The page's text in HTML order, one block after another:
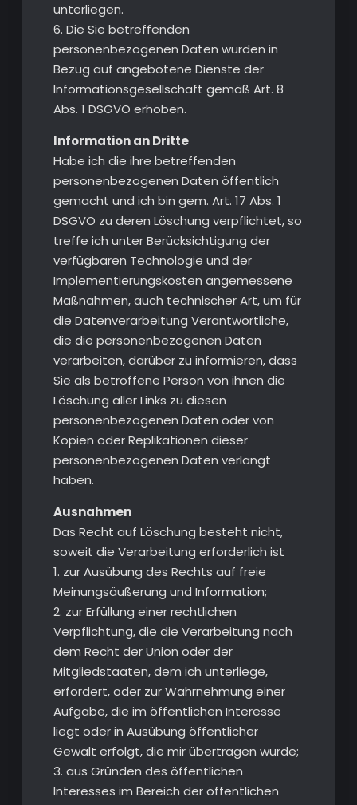
unterliegen.
6. Die Sie betreffenden
personenbezogenen Daten wurden in
Bezug auf angebotene Dienste der
Informationsgesellschaft gemäß Art. 8
Abs. 1 DSGVO erhoben.
Information an Dritte
Habe ich die ihre betreffenden
personenbezogenen Daten öffentlich
gemacht und ich bin gem. Art. 17 Abs. 1
DSGVO zu deren Löschung verpflichtet, so
treffe ich unter Berücksichtigung der
verfügbaren Technologie und der
Implementierungskosten angemessene
Maßnahmen, auch technischer Art, um für
die Datenverarbeitung Verantwortliche,
die die personenbezogenen Daten
verarbeiten, darüber zu informieren, dass
Sie als betroffene Person von ihnen die
Löschung aller Links zu diesen
personenbezogenen Daten oder von
Kopien oder Replikationen dieser
personenbezogenen Daten verlangt
haben.
Ausnahmen
Das Recht auf Löschung besteht nicht,
soweit die Verarbeitung erforderlich ist
1. zur Ausübung des Rechts auf freie
Meinungsäußerung und Information;
2. zur Erfüllung einer rechtlichen
Verpflichtung, die die Verarbeitung nach
dem Recht der Union oder der
Mitgliedstaaten, dem ich unterliege,
erfordert, oder zur Wahrnehmung einer
Aufgabe, die im öffentlichen Interesse
liegt oder in Ausübung öffentlicher
Gewalt erfolgt, die mir übertragen wurde;
3. aus Gründen des öffentlichen
Interesses im Bereich der öffentlichen